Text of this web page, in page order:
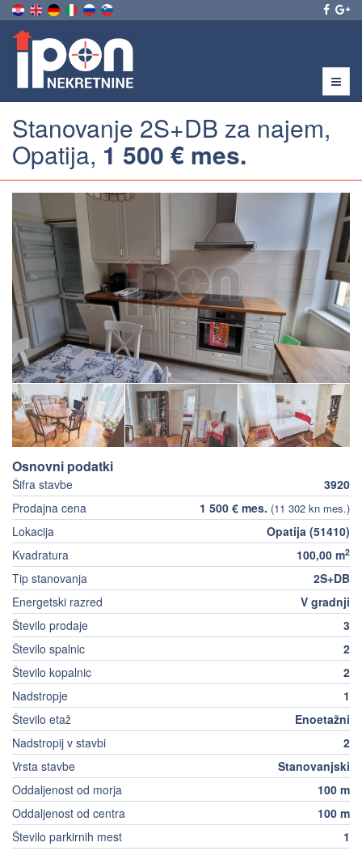
Menu
Stanovanje 2S+DB za najem,
Opatija, 1 500 € mes.
Osnovni podatki
Šifra stavbe
3920
Prodajna cena
1 500 € mes. (11 302 kn mes.)
Lokacija
Opatija (51410)
Kvadratura
100,00 m2
Tip stanovanja
2S+DB
Energetski razred
V gradnji
Število prodaje
3
Število spalnic
2
Število kopalnic
2
Nadstropje
1
Število etaž
Enoetažni
Nadstropij v stavbi
2
Vrsta stavbe
Stanovanjski
Oddaljenost od morja
100 m
Oddaljenost od centra
100 m
Število parkirnih mest
1